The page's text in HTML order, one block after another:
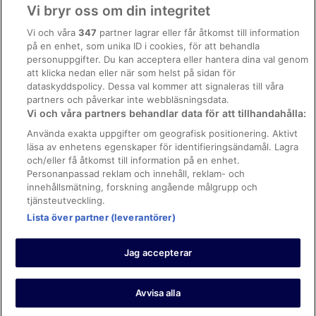
Husvagnscampingar i Torremolinos
Lägenheter i Torremolinos
Lägenhetshotell i Torremolinos
Stugor i Torremolinos
3-Stjärniga hotell i Fuengirola
3-Stjärniga hotell i Mijas
3-Stjärniga hotell i Torremolinos
Regler och villkor för Vrbo
Tillgänglighetsanpassning
Juridisk information/Kontakta oss
Riktlinjer för innehåll och anmäla innehåll
Hjälp
Kontakta oss
Avboka eller ändra din bokning
Boka ett flyg med flygbolagskredit
Återbetalningsprocess och tidslinjer
© 2026 Expedia, Inc., ett företag inom Expedia Group.
https://www.expediagroup.com/ Med ensamrätt. MrJet är ett
varumärke eller registrerat varumärke som tillhör Expedia, Inc.
Vi bryr oss om din integritet
Vi och våra347 partner lagrar eller får åtkomst till information
på en enhet, som unika ID i cookies, för att behandla
personuppgifter. Du kan acceptera eller hantera dina val genom
att klicka nedan eller när som helst på sidan för
dataskyddspolicy. Dessa val kommer att signaleras till våra
partners och påverkar inte webbläsningsdata.
Vi och våra partners behandlar data för att tillhandahålla:
Använda exakta uppgifter om geografisk positionering. Aktivt
läsa av enhetens egenskaper för identifieringsändamål. Lagra
och/eller få åtkomst till information på en enhet.
Personanpassad reklam och innehåll, reklam- och
innehållsmätning, forskning angående målgrupp och
tjänsteutveckling.
Lista över partner (leverantörer)
Jag accepterar
Avvisa alla